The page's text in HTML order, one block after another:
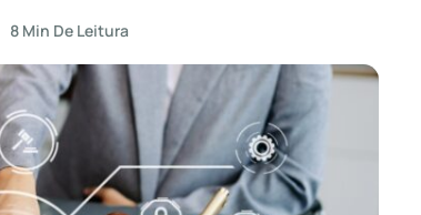
8 Min De Leitura